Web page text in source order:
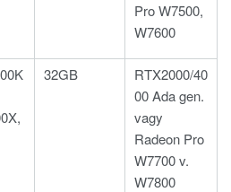
Pro W7500,
W7600
32GB
RTX2000/40
00 Ada gen.
vagy
Radeon Pro
W7700 v.
W7800